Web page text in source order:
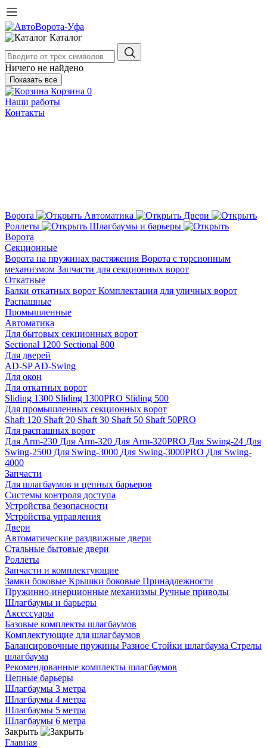
Каталог
Ничего не найдено
Показать все
Корзина 0
Наши работы
Контакты
Ворота Автоматика
Двери
Роллеты
Шлагбаумы и барьеры
Ворота
Секционные
Ворота на пружинах растяжения Ворота с торсионным
механизмом Запчасти для секционных ворот
Откатные
Балки откатных ворот Комплектация для уличных ворот
Распашные
Промышленные
Автоматика
Для бытовых секционных ворот
Sectional 1200 Sectional 800
Для дверей
AD-SPAD-Swing
Для окон
Для откатных ворот
Sliding 1300 Sliding 1300PRO Sliding 500
Для промышленных секционных ворот
Shaft 120 Shaft 20 Shaft 30 Shaft 50 Shaft 50PRO
Для распашных ворот
Для Arm-230 Для Arm-320 Для Arm-320PRO Для Swing-24 Для
Swing-2500 Для Swing-3000 Для Swing-3000PRO Для Swing-
4000
Запчасти
Для шлагбаумов и цепных барьеров
Системы контроля доступа
Устройства безопасности
Устройства управления
Двери
Автоматические раздвижные двери
Стальные бытовые двери
Роллеты
Запчасти и комплектующие
Замки боковые Крышки боковые Принадлежности
Пружинно-инерционные механизмы Ручные приводы
Шлагбаумы и барьеры
Аксессуары
Базовые комплекты шлагбаумов
Комплектующие для шлагбаумов
Балансировочные пружины Разное Стойки шлагбаума Стрелы
шлагбаума
Рекомендованные комплекты шлагбаумов
Цепные барьеры
Шлагбаумы 3 метра
Шлагбаумы 4 метра
Шлагбаумы 5 метра
Шлагбаумы 6 метра
Закрыть
Главная